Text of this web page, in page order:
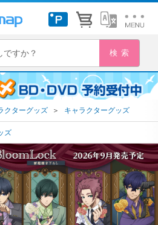
クターグッズ ＞ キャラクターグッズ
ズ